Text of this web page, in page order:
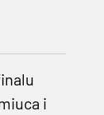
i